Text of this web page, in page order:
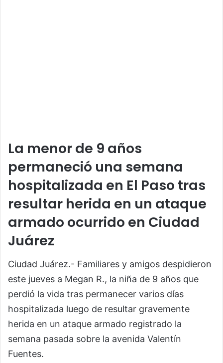
La menor de 9 años
permaneció una semana
hospitalizada en El Paso tras
resultar herida en un ataque
armado ocurrido en Ciudad
Juárez
Ciudad Juárez.- Familiares y amigos despidieron
este jueves a Megan R., la niña de 9 años que
perdió la vida tras permanecer varios días
hospitalizada luego de resultar gravemente
herida en un ataque armado registrado la
semana pasada sobre la avenida Valentín
Fuentes.